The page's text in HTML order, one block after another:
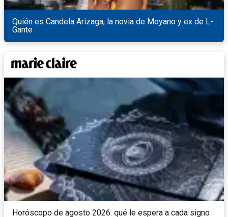
Quién es Candela Arizaga, la novia de Moyano y ex de L-
Gante
Horóscopo de agosto 2026: qué le espera a cada signo